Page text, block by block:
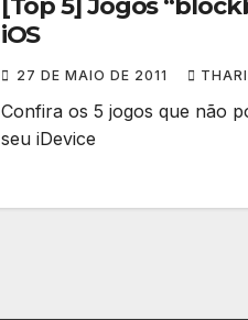
[Top 5] Jogos
iOS
27 DE MAIO DE 2011
Confira os 5 jogos que não
seu iDevice